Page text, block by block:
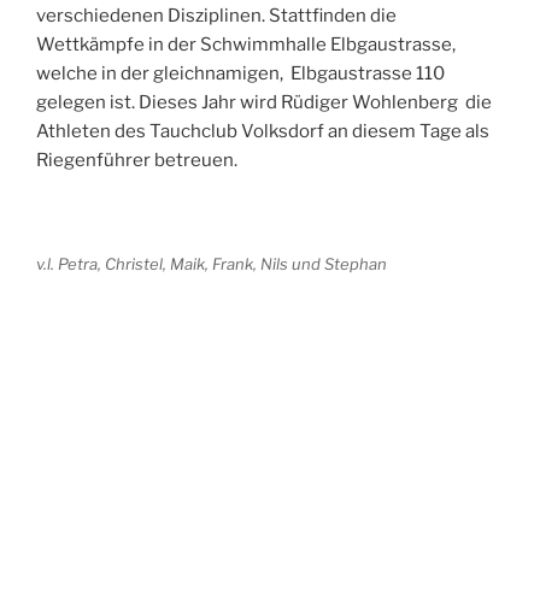
verschiedenen Disziplinen. Stattfinden die
Wettkämpfe in der Schwimmhalle Elbgaustrasse,
welche in der gleichnamigen, Elbgaustrasse 110
gelegen ist. Dieses Jahr wird Rüdiger Wohlenberg die
Athleten des Tauchclub Volksdorf an diesem Tage als
Riegenführer betreuen.
v.l. Petra, Christel, Maik, Frank, Nils und Stephan